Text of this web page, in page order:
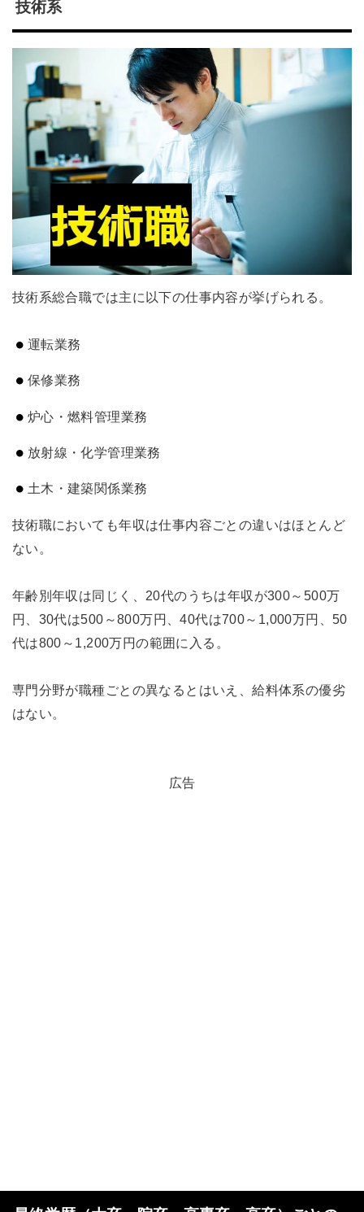
技術系
技術系総合職では主に以下の仕事内容が挙げられる。
運転業務
保修業務
炉心・燃料管理業務
放射線・化学管理業務
土木・建築関係業務
技術職においても年収は仕事内容ごとの違いはほとんど
ない。
年齢別年収は同じく、20代のうちは年収が300～500万
円、30代は500～800万円、40代は700～1,000万円、50
代は800～1,200万円の範囲に入る。
専門分野が職種ごとの異なるとはいえ、給料体系の優劣
はない。
広告